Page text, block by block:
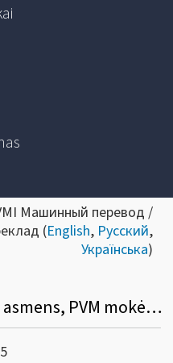
Машинный перевод /
(English, Русский,
Українська)
Kaip atskaitoma fizinio asmens, PVM mokėtojo, įsigyto ilgalaikio turto, prekių (paslaugų), susijusių su gyvenamojo namo, buto, kito pastato ar statinio eksploatavimu, pirkimo PVM?